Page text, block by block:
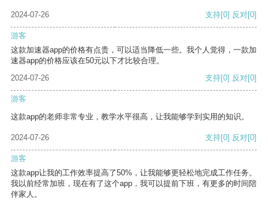
2024-07-26 支持[0] 反对[0]
游客
这款加速器app的价格有点贵，可以适当降低一些。我个人觉得，一款加
速器app的价格应该在50元以下才比较合理。
2024-07-26
支持[0] 反对[0]
游客
这款app的老师非常专业，教学水平很高，让我能够学到实用的知识。
2024-07-26 支持[0] 反对[0]
游客
这款app让我的工作效率提高了50%，让我能够更轻松地完成工作任务。
我以前经常加班，现在有了这个app，我可以提前下班，有更多的时间陪
伴家人。